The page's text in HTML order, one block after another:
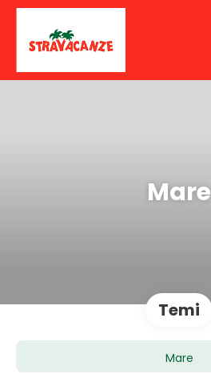
Mare
Temi
Mare